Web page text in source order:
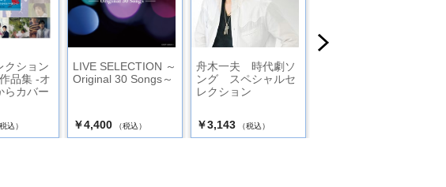
クション
品集 ‐オ
らカバー
税込）
LIVE SELECTION ～
Original 30 Songs～
￥4,400 （税込）
舟木一夫 時代劇ソ
ング スペシャルセ
レクション
￥3,143 （税込）